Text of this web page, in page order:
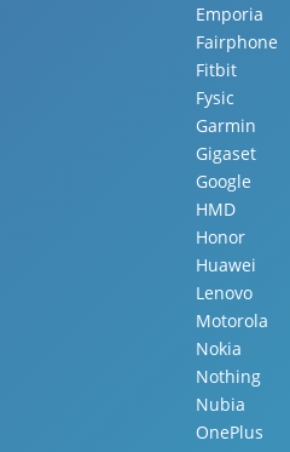
Emporia
Fairphone
Fitbit
Fysic
Garmin
Gigaset
Google
HMD
Honor
Huawei
Lenovo
Motorola
Nokia
Nothing
Nubia
OnePlus